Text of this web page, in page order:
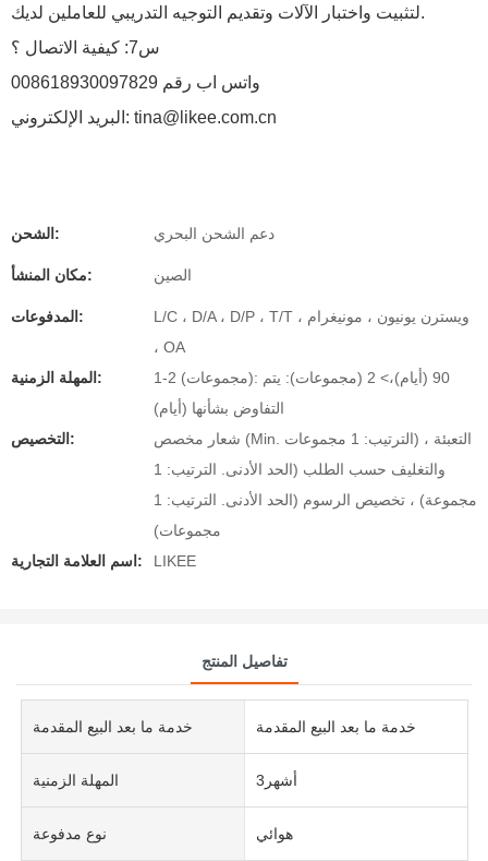
لتثبيت واختبار الآلات وتقديم التوجيه التدريبي للعاملين لديك.
س7: كيفية الاتصال ؟
واتس اب رقم 008618930097829
البريد الإلكتروني: tina@likee.com.cn
الشحن: دعم الشحن البحري
مكان المنشأ: الصين
المدفوعات:
L/C ، D/A ، D/P ، T/T ، ويسترن يونيون ، مونيغرام
، OA
المهلة الزمنية:
1-2 (مجموعات): 90 (أيام)،> 2 (مجموعات): يتم
التفاوض بشأنها (أيام)
التخصيص:
شعار مخصص (Min. الترتيب: 1 مجموعات) ، التعبئة
والتغليف حسب الطلب (الحد الأدنى. الترتيب: 1
مجموعة) ، تخصيص الرسوم (الحد الأدنى. الترتيب: 1
مجموعات)
اسم العلامة التجارية:
LIKEE
تفاصيل المنتج
خدمة ما بعد البيع المقدمة خدمة ما بعد البيع المقدمة
المهلة الزمنية أشهر3
نوع مدفوعة هوائي